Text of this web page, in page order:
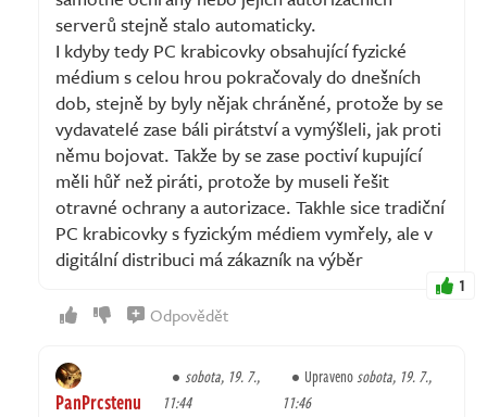
serverů stejně stalo automaticky.
I kdyby tedy PC krabicovky obsahující fyzické
médium s celou hrou pokračovaly do dnešních
dob, stejně by byly nějak chráněné, protože by se
vydavatelé zase báli pirátství a vymýšleli, jak proti
němu bojovat. Takže by se zase poctiví kupující
měli hůř než piráti, protože by museli řešit
otravné ochrany a autorizace. Takhle sice tradiční
PC krabicovky s fyzickým médiem vymřely, ale v
digitální distribuci má zákazník na výběr
1
Odpovědět
PanPrcstenu
sobota, 19. 7.,
11:44
Upravenosobota, 19. 7.,
11:46